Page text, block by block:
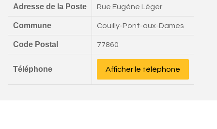
Adresse de la Poste Rue Eugène Léger
Commune Couilly-Pont-aux-Dames
Code Postal 77860
Téléphone Afficher le téléphone